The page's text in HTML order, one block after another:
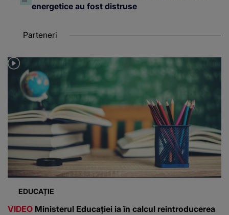
energetice au fost distruse
Parteneri
EDUCAȚIE
VIDEO Ministerul Educației ia în calcul reintroducerea